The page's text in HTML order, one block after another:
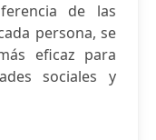
de las
persona, se
eficaz para
sociales y